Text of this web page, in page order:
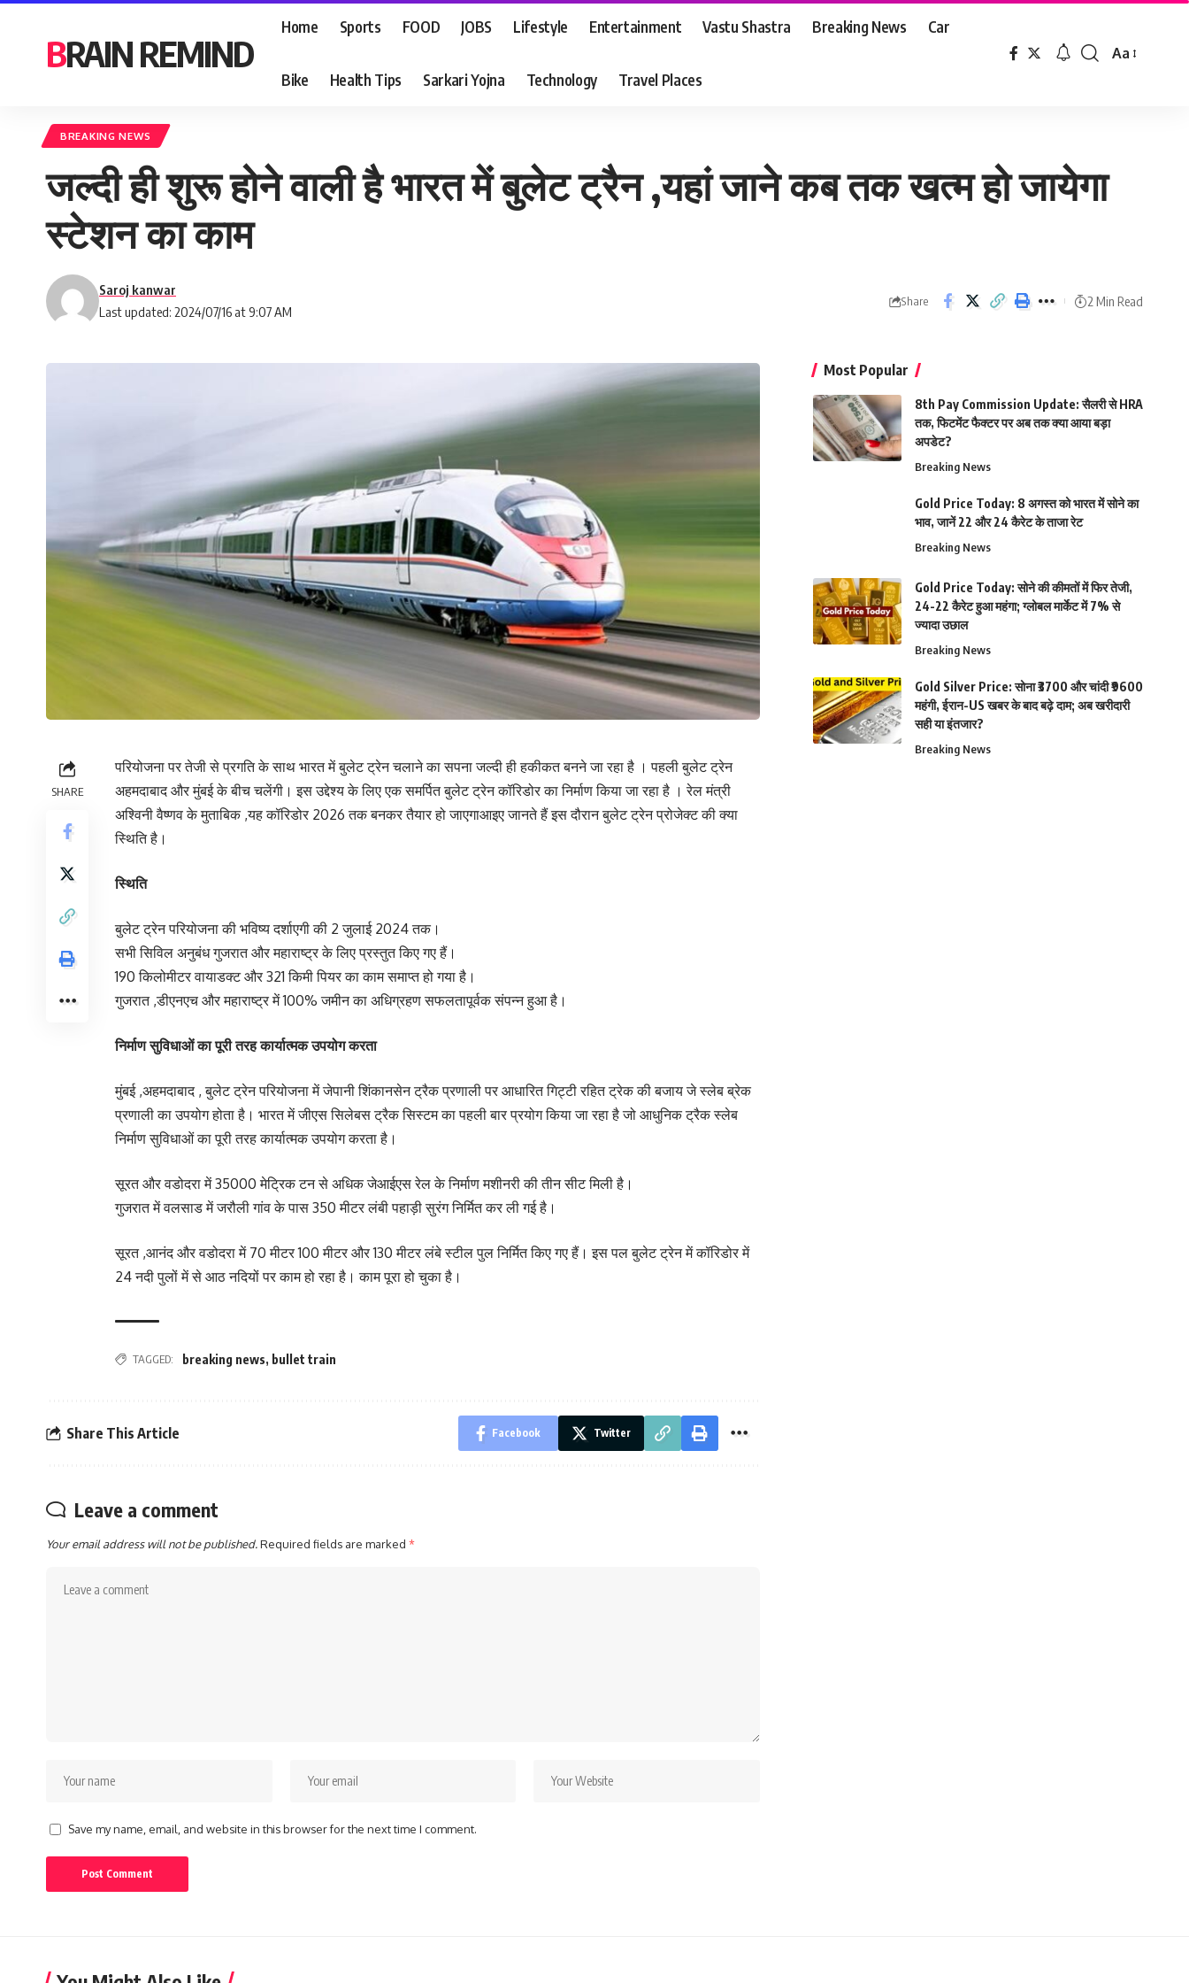
BRAIN REMIND
Home Sports FOOD JOBS Lifestyle Entertainment Vastu Shastra Breaking News Car
Bike Health Tips Sarkari Yojna Technology Travel Places
Font
Aa
BREAKING NEWS
जल्दी ही शुरू होने वाली है भारत में बुलेट ट्रैन ,यहां जाने कब तक खत्म हो जायेगा
स्टेशन का काम
Last updated: 2024/07/16 at 9:07 AM
Saroj kanwar
Share 2 Min Read
SHARE
परियोजना पर तेजी से प्रगति के साथ भारत में बुलेट ट्रेन चलाने का सपना जल्दी ही हकीकत बनने जा रहा है । पहली बुलेट ट्रेन
अहमदाबाद और मुंबई के बीच चलेंगी। इस उद्देश्य के लिए एक समर्पित बुलेट ट्रेन कॉरिडोर का निर्माण किया जा रहा है । रेल मंत्री
अश्विनी वैष्णव के मुताबिक ,यह कॉरिडोर 2026 तक बनकर तैयार हो जाएगाआइए जानते हैं इस दौरान बुलेट ट्रेन प्रोजेक्ट की क्या
स्थिति है।
स्थिति
बुलेट ट्रेन परियोजना की भविष्य दर्शाएगी की 2 जुलाई 2024 तक।
सभी सिविल अनुबंध गुजरात और महाराष्ट्र के लिए प्रस्तुत किए गए हैं।
190 किलोमीटर वायाडक्ट और 321 किमी पियर का काम समाप्त हो गया है।
गुजरात ,डीएनएच और महाराष्ट्र में 100% जमीन का अधिग्रहण सफलतापूर्वक संपन्न हुआ है।
निर्माण सुविधाओं का पूरी तरह कार्यात्मक उपयोग करता
मुंबई ,अहमदाबाद , बुलेट ट्रेन परियोजना में जेपानी शिंकानसेन ट्रैक प्रणाली पर आधारित गिट्टी रहित ट्रेक की बजाय जे स्लेब ब्रेक
प्रणाली का उपयोग होता है। भारत में जीएस सिलेबस ट्रैक सिस्टम का पहली बार प्रयोग किया जा रहा है जो आधुनिक ट्रैक स्लेब
निर्माण सुविधाओं का पूरी तरह कार्यात्मक उपयोग करता है।
सूरत और वडोदरा में 35000 मेट्रिक टन से अधिक जेआईएस रेल के निर्माण मशीनरी की तीन सीट मिली है।
गुजरात में वलसाड में जरौली गांव के पास 350 मीटर लंबी पहाड़ी सुरंग निर्मित कर ली गई है।
सूरत ,आनंद और वडोदरा में 70 मीटर 100 मीटर और 130 मीटर लंबे स्टील पुल निर्मित किए गए हैं। इस पल बुलेट ट्रेन में कॉरिडोर में
24 नदी पुलों में से आठ नदियों पर काम हो रहा है। काम पूरा हो चुका है।
TAGGED: breaking news, bullet train
Share This Article Facebook Twitter
Leave a comment
Your email address will not be published.Required fields are marked *
Save my name, email, and website in this browser for the next time I comment.
Most Popular
8th Pay Commission Update: सैलरी से HRA
तक, फिटमेंट फैक्टर पर अब तक क्या आया बड़ा
अपडेट?
Breaking News
Gold Price Today: 8 अगस्त को भारत में सोने का
भाव, जानें 22 और 24 कैरेट के ताजा रेट
Breaking News
Gold Price Today: सोने की कीमतों में फिर तेजी,
24-22 कैरेट हुआ महंगा; ग्लोबल मार्केट में 7% से
ज्यादा उछाल
Breaking News
Gold Silver Price: सोना ₹3700 और चांदी ₹9600
महंगी, ईरान-US खबर के बाद बढ़े दाम; अब खरीदारी
सही या इंतजार?
Breaking News